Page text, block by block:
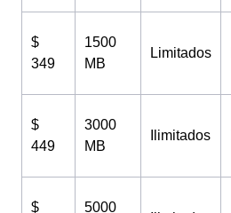
$
349
1500
MB
Limitados
$
449
3000
MB
Ilimitados
$
5000